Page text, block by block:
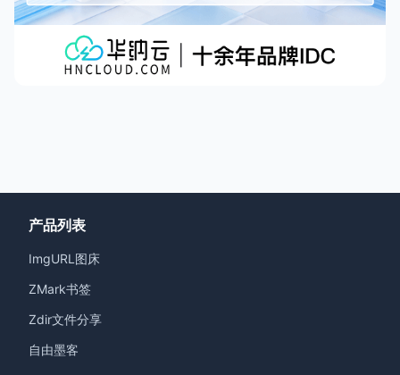
产品列表
ImgURL图床
ZMark书签
Zdir文件分享
自由墨客